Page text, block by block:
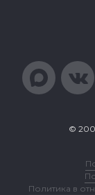
©
Политика в